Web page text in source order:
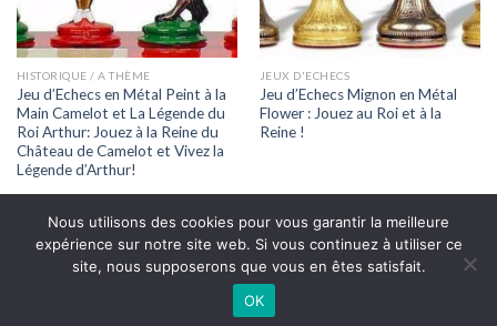
HISTORIQUE / A THÈME
Jeu d’Echecs en Métal Peint à la
Main Camelot et La Légende du
Roi Arthur: Jouez à la Reine du
Château de Camelot et Vivez la
Légende d’Arthur!
JEUX D'ECHECS
Jeu d’Echecs Mignon en Métal
Flower : Jouez au Roi et à la
Reine !
Copyright 2026 ©Echecsonline.net
Nous utilisons des cookies pour vous garantir la meilleure
expérience sur notre site web. Si vous continuez à utiliser ce
site, nous supposerons que vous en êtes satisfait.
OK